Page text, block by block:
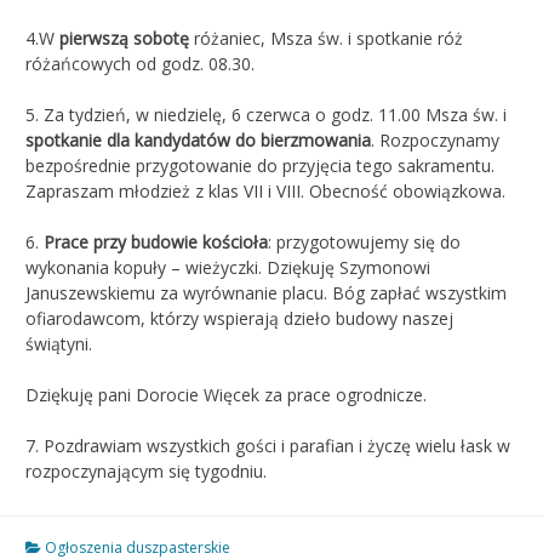
4.W pierwszą sobotę różaniec, Msza św. i spotkanie róż
różańcowych od godz. 08.30.
5. Za tydzień, w niedzielę, 6 czerwca o godz. 11.00 Msza św. i
spotkanie dla kandydatów do bierzmowania. Rozpoczynamy
bezpośrednie przygotowanie do przyjęcia tego sakramentu.
Zapraszam młodzież z klas VII i VIII. Obecność obowiązkowa.
6. Prace przy budowie kościoła: przygotowujemy się do
wykonania kopuły – wieżyczki. Dziękuję Szymonowi
Januszewskiemu za wyrównanie placu. Bóg zapłać wszystkim
ofiarodawcom, którzy wspierają dzieło budowy naszej
świątyni.
Dziękuję pani Dorocie Więcek za prace ogrodnicze.
7. Pozdrawiam wszystkich gości i parafian i życzę wielu łask w
rozpoczynającym się tygodniu.
Ogłoszenia duszpasterskie